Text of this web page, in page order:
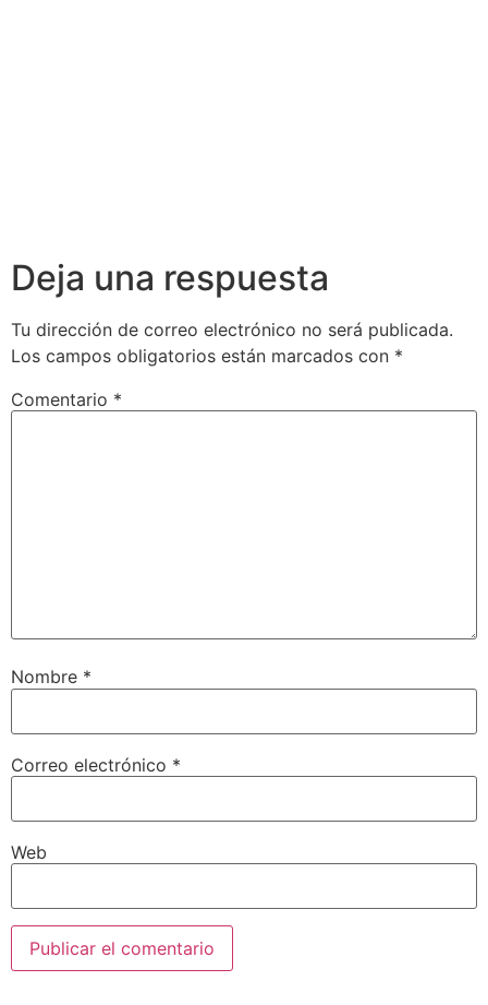
Deja una respuesta
Tu dirección de correo electrónico no será publicada.
Los campos obligatorios están marcados con *
Comentario *
Nombre *
Correo electrónico *
Web